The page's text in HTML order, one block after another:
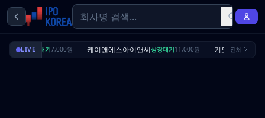
LIVE
리셔스상장대기7,000원 케이앤에스아이앤씨상장대기11,000원 기도산업 수요예
전체